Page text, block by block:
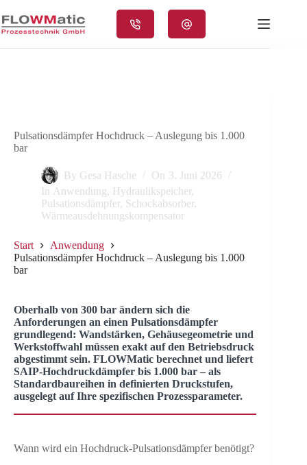
Inhalt
springen
Pulsationsdämpfer Hochdruck – Auslegung bis 1.000
bar
By Gesa Hasche On 3. Juni 2026
In Anwendung, Hydraulikspeicher,
Pulsationsdämpfer, Schockabsorber,
Wärmeausdehnungskompensator
Start
Anwendung
Pulsationsdämpfer Hochdruck – Auslegung bis 1.000
bar
Oberhalb von 300 bar ändern sich die
Anforderungen an einen Pulsationsdämpfer
grundlegend: Wandstärken, Gehäusegeometrie und
Werkstoffwahl müssen exakt auf den Betriebsdruck
abgestimmt sein. FLOWMatic berechnet und liefert
SAIP-Hochdruckdämpfer bis 1.000 bar – als
Standardbaureihen in definierten Druckstufen,
ausgelegt auf Ihre spezifischen Prozessparameter.
Wann wird ein Hochdruck-Pulsationsdämpfer benötigt?